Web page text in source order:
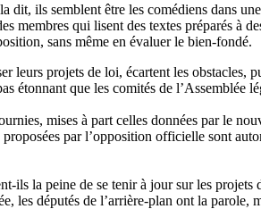
ils semblent être les comédiens dans
membres qui lisent des textes préparés à
sans même en évaluer le bien‑fondé.
leurs projets de loi, écartent les obstacles,
étonnant que les comités de l’Assemblée
mises à part celles données par le
par l’opposition officielle sont
ils la peine de se tenir à jour sur les
députés de l’arrière‑plan ont la parole,